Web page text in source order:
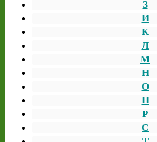
З
И
К
Л
М
Н
О
П
Р
С